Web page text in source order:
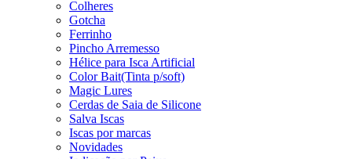
Colheres
Gotcha
Ferrinho
Pincho Arremesso
Hélice para Isca Artificial
Color Bait(Tinta p/soft)
Magic Lures
Cerdas de Saia de Silicone
Salva Iscas
Iscas por marcas
Novidades